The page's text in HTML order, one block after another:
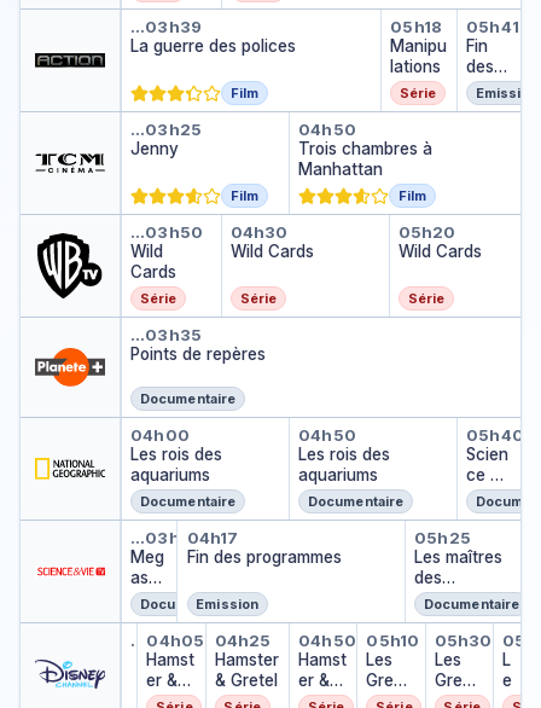
La guerre des polices
…03h39
La guerre des polices
Film
05h18
Manipu
lations
Série
Fin
05h41
Fin
des
progr
amm
Emission
Jenny
…03h25
Jenny
Film
Trois chambres à
04h50
Trois chambres à
Manhattan
Film
Wild Cards
…03h50
Wild
Cards
Série
Wild Cards
04h30
Wild Cards
Série
Wild Cards
05h20
Wild Cards
Série
Points de repères
…03h35
Points de repères
Documentaire
Les rois des aquariums
04h00
Les rois des
aquariums
Documentaire
Les rois des
04h50
Les rois des
aquariums
Documentaire
05h40
Scien
ce of
Stupi
d
Megastadium : le tour
…03h00
Meg
asta
dium
: le
tour
d'Eu
rope
Documentaire
Fin des programmes
04h17
Fin des programmes
Emission
Les
05h25
Les maîtres
des
éléments
Documentaire
Phineas et Ferb
…
03h40
Phineas et Ferb
Hamster & Gretel
04h05
Hamst
er &
Gretel
Hamster & Gretel
04h25
Hamster
& Gretel
Hamster & Gretel
04h50
Hamst
er &
Gretel
Les Green à
05h10
Les
Green
à Big
Les
05h30
Les
Green
à Big
L
e
s